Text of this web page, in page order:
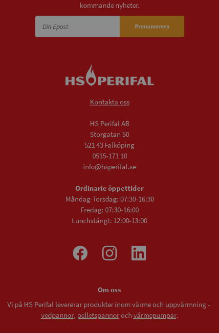
kommande nyheter.
Prenumerera
Kontakta oss
HS Perifal AB
Storgatan 50
521 43 Falköping
0515-171 10
info@hsperifal.se
Ordinarie öppettider
Måndag-Torsdag: 07:30-16:30
Fredag: 07:30-16:00
Lunchstängt: 12:00-13:00
Om oss
Vi på HS Perifal levererar produkter inom värme och uppvärmning -
vedpannor, pelletspannoroch värmepumpar.